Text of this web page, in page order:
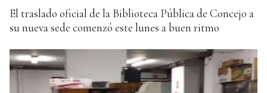
El traslado oficial de la Biblioteca Pública de Concejo a
su nueva sede comenzó este lunes a buen ritmo